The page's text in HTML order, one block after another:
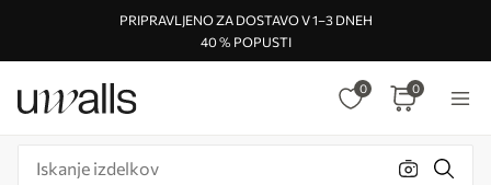
PRIPRAVLJENO ZA DOSTAVO V 1–3 DNEH
40 % POPUSTI
0 0